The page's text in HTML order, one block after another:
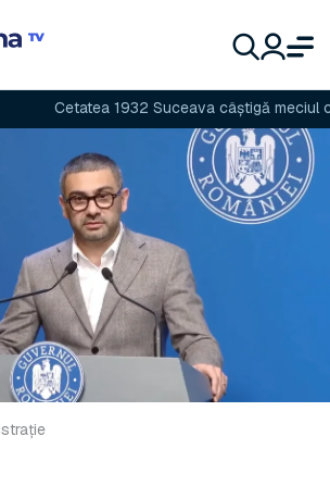
Cetatea 1932 Suceava câștigă meciul cu